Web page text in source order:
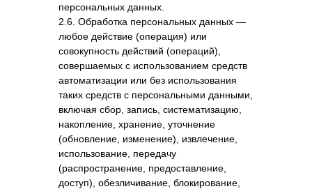
персональных данных.
2.6. Обработка персональных данных —
любое действие (операция) или
совокупность действий (операций),
совершаемых с использованием средств
автоматизации или без использования
таких средств с персональными данными,
включая сбор, запись, систематизацию,
накопление, хранение, уточнение
(обновление, изменение), извлечение,
использование, передачу
(распространение, предоставление,
доступ), обезличивание, блокирование,